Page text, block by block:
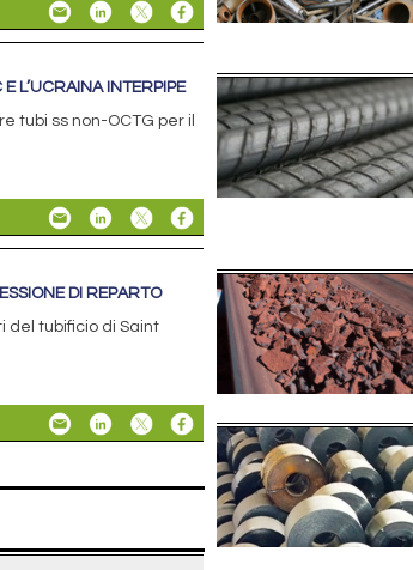
L’UCRAINA INTERPIPE
tubi ss non-OCTG per il
DI REPARTO
del tubificio di Saint